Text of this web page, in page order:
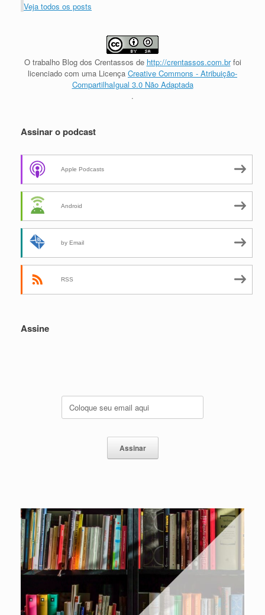
Veja todos os posts
O trabalho Blog dos Crentassos de http://crentassos.com.brfoi
licenciado com uma Licença Creative Commons - Atribuição-
CompartilhaIgual 3.0 Não Adaptada
.
Assinar o podcast
Apple Podcasts
Android
by Email
RSS
Assine